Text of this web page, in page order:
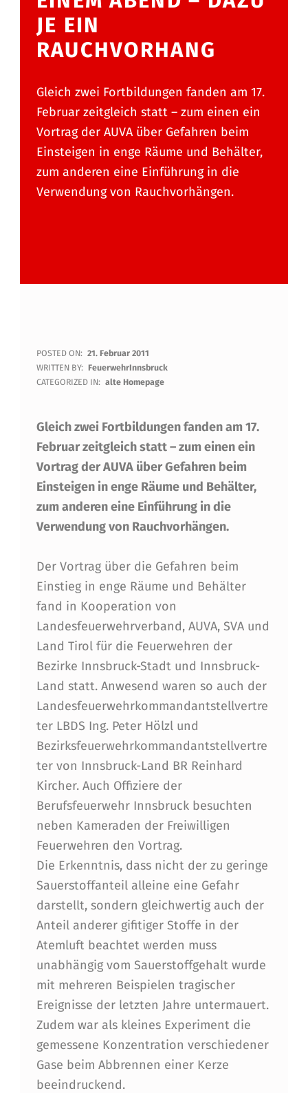
JE EIN
RAUCHVORHANG
Gleich zwei Fortbildungen fanden am 17.
Februar zeitgleich statt – zum einen ein
Vortrag der AUVA über Gefahren beim
Einsteigen in enge Räume und Behälter,
zum anderen eine Einführung in die
Verwendung von Rauchvorhängen.
Z
W
I
F
O
R
T
B
I
L
D
U
N
G
E
N
A
N
E
I
N
E
M
A
B
E
N
D
–
POSTED ON: 21. Februar 2011
WRITTEN BY: FeuerwehrInnsbruck
CATEGORIZED IN: alte Homepage
Gleich zwei Fortbildungen fanden am 17.
Februar zeitgleich statt – zum einen ein
Vortrag der AUVA über Gefahren beim
Einsteigen in enge Räume und Behälter,
zum anderen eine Einführung in die
Verwendung von Rauchvorhängen.
Der Vortrag über die Gefahren beim
Einstieg in enge Räume und Behälter
fand in Kooperation von
Landesfeuerwehrverband, AUVA, SVA und
Land Tirol für die Feuerwehren der
Bezirke Innsbruck-Stadt und Innsbruck-
Land statt. Anwesend waren so auch der
Landesfeuerwehrkommandantstellvertre
ter LBDS Ing. Peter Hölzl und
Bezirksfeuerwehrkommandantstellvertre
ter von Innsbruck-Land BR Reinhard
Kircher. Auch Offiziere der
Berufsfeuerwehr Innsbruck besuchten
neben Kameraden der Freiwilligen
Feuerwehren den Vortrag.
Die Erkenntnis, dass nicht der zu geringe
Sauerstoffanteil alleine eine Gefahr
darstellt, sondern gleichwertig auch der
Anteil anderer gifitiger Stoffe in der
Atemluft beachtet werden muss
unabhängig vom Sauerstoffgehalt wurde
mit mehreren Beispielen tragischer
Ereignisse der letzten Jahre untermauert.
Zudem war als kleines Experiment die
gemessene Konzentration verschiedener
Gase beim Abbrennen einer Kerze
beeindruckend.